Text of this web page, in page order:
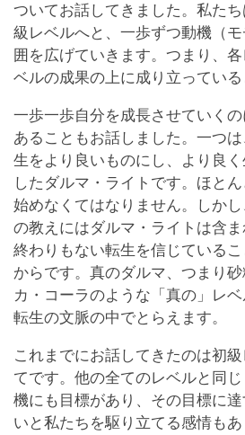
ついてお話してきました。私た
級レベルへと、一歩ずつ動機（
囲を広げていきます。つまり、
ベルの成果の上に成り立っている
一歩一歩自分を成長させていく
あることもお話しました。一つ
生をより良いものにし、より良
したダルマ・ライトです。ほと
始めなくてはなりません。しか
の教えにはダルマ・ライトは含
終わりもない転生を信じている
からです。真のダルマ、つまり
カ・コーラのような「真の」レ
転生の文脈の中でとらえます。
これまでにお話してきたのは初
てです。他の全てのレベルと同
機にも目標があり、その目標に
いと私たちを駆り立てる感情も